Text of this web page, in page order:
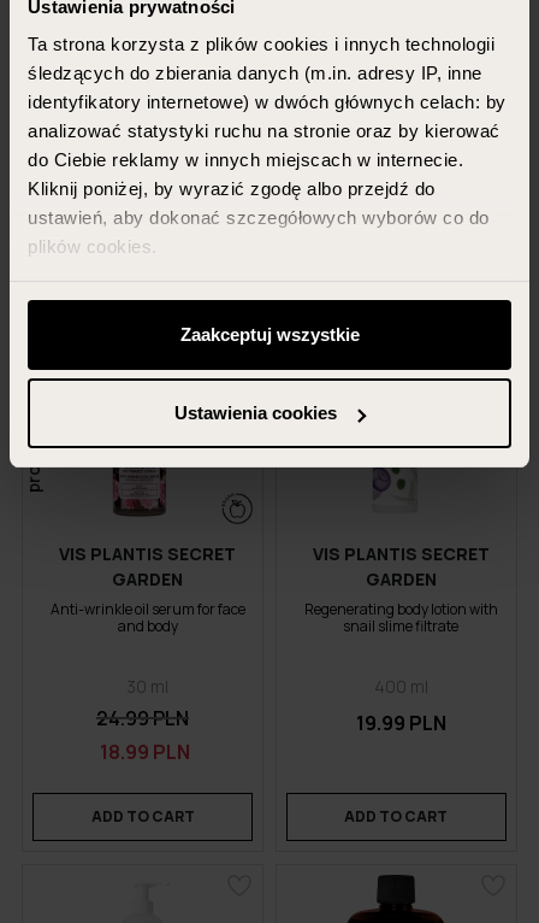
Ustawienia prywatności
Ta strona korzysta z plików cookies i innych technologii
śledzących do zbierania danych (m.in. adresy IP, inne
identyfikatory internetowe) w dwóch głównych celach: by
analizować statystyki ruchu na stronie oraz by kierować
do Ciebie reklamy w innych miejscach w internecie.
Kliknij poniżej, by wyrazić zgodę albo przejdź do
ustawień, aby dokonać szczegółowych wyborów co do
plików cookies.
Możesz zawsze zarządzać swoimi zgodami (w tym
odwołać te, których udzieliłeś wcześniej) klikając w
przycisk „Ustawienia cookies” widoczny na samym dole
Więcej informacji znajdziesz w zakładce „Szczegóły”
oraz w naszejpolityce prywatności
Zaakceptuj wszystkie
Ustawienia cookies
VIS PLANTIS SECRET
GARDEN
Relaxing massage oil
200 ml
24.99 PLN
ADD TO CART
VIS PLANTIS SECRET
GARDEN
Anti-cellulite massage oil
200 ml
24.99 PLN
ADD TO CART
promotion
VIS PLANTIS SECRET
GARDEN
Anti-wrinkle oil serum for face
and body
30 ml
24.99 PLN
18.99 PLN
ADD TO CART
VIS PLANTIS SECRET
GARDEN
Regenerating body lotion with
snail slime filtrate
400 ml
19.99 PLN
ADD TO CART